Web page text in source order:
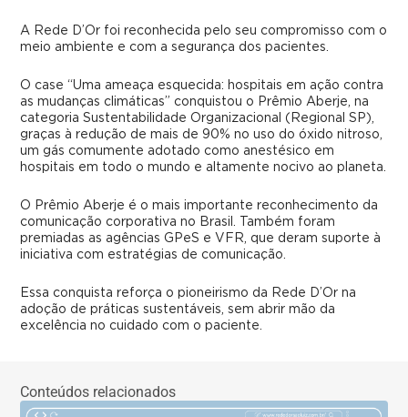
A Rede D’Or foi reconhecida pelo seu compromisso com o
meio ambiente e com a segurança dos pacientes.
O case “Uma ameaça esquecida: hospitais em ação contra
as mudanças climáticas” conquistou o Prêmio Aberje, na
categoria Sustentabilidade Organizacional (Regional SP),
graças à redução de mais de 90% no uso do óxido nitroso,
um gás comumente adotado como anestésico em
hospitais em todo o mundo e altamente nocivo ao planeta.
O Prêmio Aberje é o mais importante reconhecimento da
comunicação corporativa no Brasil. Também foram
premiadas as agências GPeS e VFR, que deram suporte à
iniciativa com estratégias de comunicação.
Essa conquista reforça o pioneirismo da Rede D’Or na
adoção de práticas sustentáveis, sem abrir mão da
excelência no cuidado com o paciente.
Conteúdos relacionados